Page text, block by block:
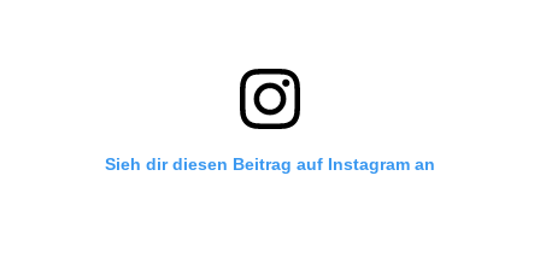
Sieh dir diesen Beitrag auf Instagram an